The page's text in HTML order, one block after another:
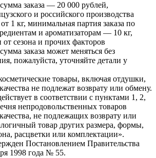
заказа — 20 000 рублей,
и российского производства
1 кг, минимальная партия заказа по
и ароматизаторам — 10 кг,
от сезона и прочих факторов
заказа может меняться без
пожалуйста, уточняйте детали у
товары, включая отдушки,
не подлежат возврату или обмену.
в соответствии с пунктами 1, 2,
непродовольственных товаров
не подлежащих возврату или
товар других размера, формы,
расцветки или комплектации».
Постановлением Правительства
1998 года № 55.